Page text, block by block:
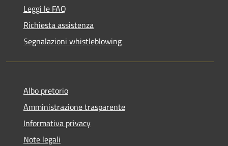
Leggi le FAQ
Richiesta assistenza
Segnalazioni whistleblowing
Albo pretorio
Amministrazione trasparente
Informativa privacy
Note legali